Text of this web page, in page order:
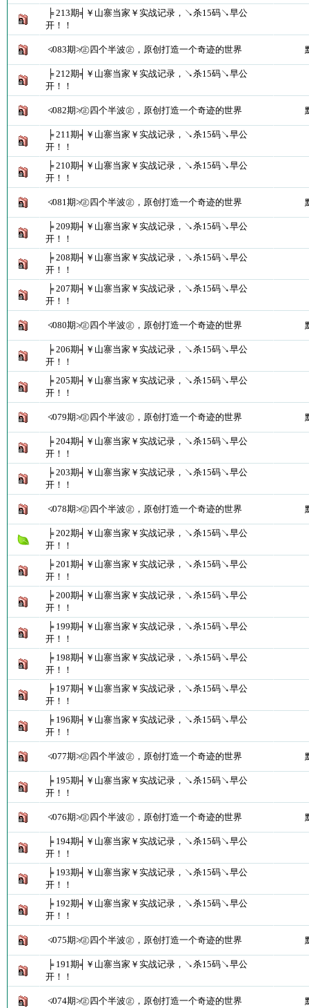
╞ 213期╡￥山寨当家￥实战记录，↘杀15码↘早公
开！！
≮083期≯㊣四个半波㊣，原创打造一个奇迹的世界
╞ 212期╡￥山寨当家￥实战记录，↘杀15码↘早公
开！！
≮082期≯㊣四个半波㊣，原创打造一个奇迹的世界
╞ 211期╡￥山寨当家￥实战记录，↘杀15码↘早公
开！！
╞ 210期╡￥山寨当家￥实战记录，↘杀15码↘早公
开！！
≮081期≯㊣四个半波㊣，原创打造一个奇迹的世界
╞ 209期╡￥山寨当家￥实战记录，↘杀15码↘早公
开！！
╞ 208期╡￥山寨当家￥实战记录，↘杀15码↘早公
开！！
╞ 207期╡￥山寨当家￥实战记录，↘杀15码↘早公
开！！
≮080期≯㊣四个半波㊣，原创打造一个奇迹的世界
╞ 206期╡￥山寨当家￥实战记录，↘杀15码↘早公
开！！
╞ 205期╡￥山寨当家￥实战记录，↘杀15码↘早公
开！！
≮079期≯㊣四个半波㊣，原创打造一个奇迹的世界
╞ 204期╡￥山寨当家￥实战记录，↘杀15码↘早公
开！！
╞ 203期╡￥山寨当家￥实战记录，↘杀15码↘早公
开！！
≮078期≯㊣四个半波㊣，原创打造一个奇迹的世界
╞ 202期╡￥山寨当家￥实战记录，↘杀15码↘早公
开！！
╞ 201期╡￥山寨当家￥实战记录，↘杀15码↘早公
开！！
╞ 200期╡￥山寨当家￥实战记录，↘杀15码↘早公
开！！
╞ 199期╡￥山寨当家￥实战记录，↘杀15码↘早公
开！！
╞ 198期╡￥山寨当家￥实战记录，↘杀15码↘早公
开！！
╞ 197期╡￥山寨当家￥实战记录，↘杀15码↘早公
开！！
╞ 196期╡￥山寨当家￥实战记录，↘杀15码↘早公
开！！
≮077期≯㊣四个半波㊣，原创打造一个奇迹的世界
╞ 195期╡￥山寨当家￥实战记录，↘杀15码↘早公
开！！
≮076期≯㊣四个半波㊣，原创打造一个奇迹的世界
╞ 194期╡￥山寨当家￥实战记录，↘杀15码↘早公
开！！
╞ 193期╡￥山寨当家￥实战记录，↘杀15码↘早公
开！！
╞ 192期╡￥山寨当家￥实战记录，↘杀15码↘早公
开！！
≮075期≯㊣四个半波㊣，原创打造一个奇迹的世界
╞ 191期╡￥山寨当家￥实战记录，↘杀15码↘早公
开！！
≮074期≯㊣四个半波㊣，原创打造一个奇迹的世界